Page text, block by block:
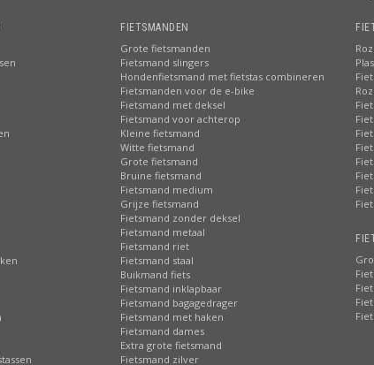
FIETSMANDEN
Grote fietsmanden
Fietsmand slingers
Hondenfietsmand met fietstas combineren
Fietsmanden voor de e-bike
Fietsmand met deksel
Fietsmand voor achterop
Kleine fietsmand
Witte fietsmand
Grote fietsmand
Bruine fietsmand
Fietsmand medium
Grijze fietsmand
Fietsmand zonder deksel
Fietsmand metaal
Fietsmand riet
Fietsmand staal
Buikmand fiets
Fietsmand inklapbaar
Fietsmand bagagedrager
Fietsmand met haken
Fietsmand dames
Extra grote fietsmand
Fietsmand zilver